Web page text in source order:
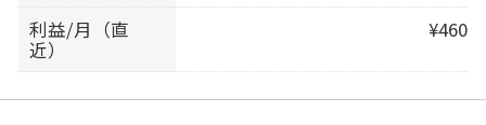
利益/月（直
近）
¥460